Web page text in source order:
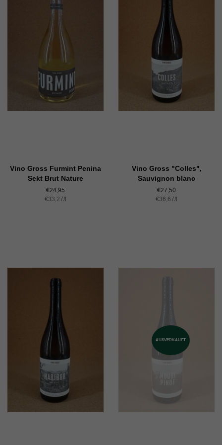
Vino Gross Furmint Penina
Sekt Brut Nature
Normaler
Preis
€24,95
Einzelpreis
€33,27/
Vino Gross "Colles",
Sauvignon blanc
Normaler
Preis
€27,50
Einzelpreis
€36,67/
AUSVERKAUFT